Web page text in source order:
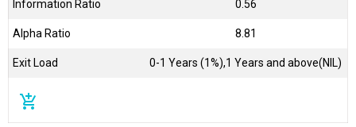
Information Ratio 0.56
Alpha Ratio 8.81
Exit Load 0-1 Years (1%),1 Years and above(NIL)
add_shopping_cart